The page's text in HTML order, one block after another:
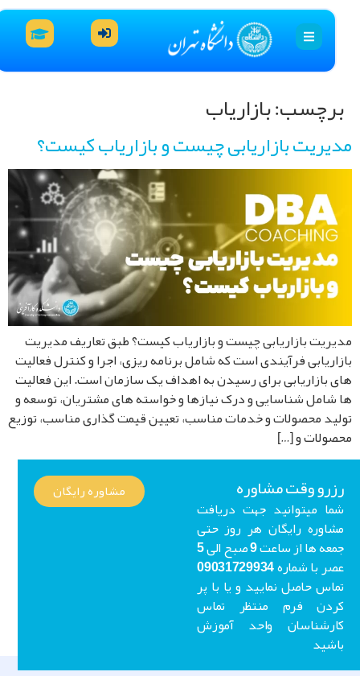
بازاریاب
بازاریابی چیست و بازاریاب کیست؟
بازاریابی چیست و بازاریاب کیست؟ طبق تعاریف مدیریت
فرآیندی است که شامل برنامه ریزی، اجرا و کنترل فعالیت
بازاریابی برای رسیدن به اهداف یک سازمان است. این فعالیت
شناسایی و درک نیازها و خواسته های مشتریان، توسعه و
محصولات و خدمات مناسب، تعیین قیمت گذاری مناسب، توزیع
و […]
وقت مشاوره
میتوانید جهت دریافت
رایگان هر روز حتی
جمعه ها از ساعت 9 صبح الی 5
عصر با شماره 09031729934
حاصل نمایید و یا با پر
فرم منتظر تماس
واحد آموزش
مشاوره رایگان